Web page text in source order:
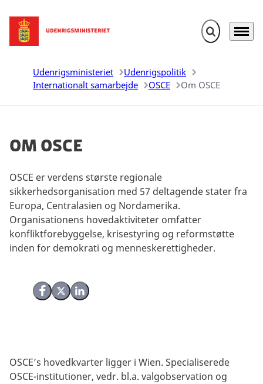
Gå til forsiden Fold søgefelt
Menu
Udenrigsministeriet
Udenrigspolitik
Internationalt samarbejde
OSCE Om OSCE
Om OSCE
Del på Facebook
Del på X (Twitter)
Del på LinkedIn
OSCE er verdens største regionale
sikkerhedsorganisation med 57 deltagende stater fra
Europa, Centralasien og Nordamerika.
Organisationens hovedaktiviteter omfatter
konfliktforebyggelse, krisestyring og reformstøtte
inden for demokrati og menneskerettigheder.
OSCE’s hovedkvarter ligger i Wien. Specialiserede
OSCE-institutioner, vedr. bl.a. valgobservation og